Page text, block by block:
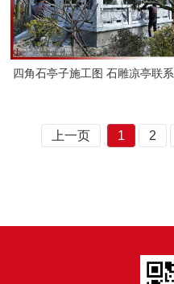
四角石亭子施工图 石雕凉亭联系
上一页 1 2